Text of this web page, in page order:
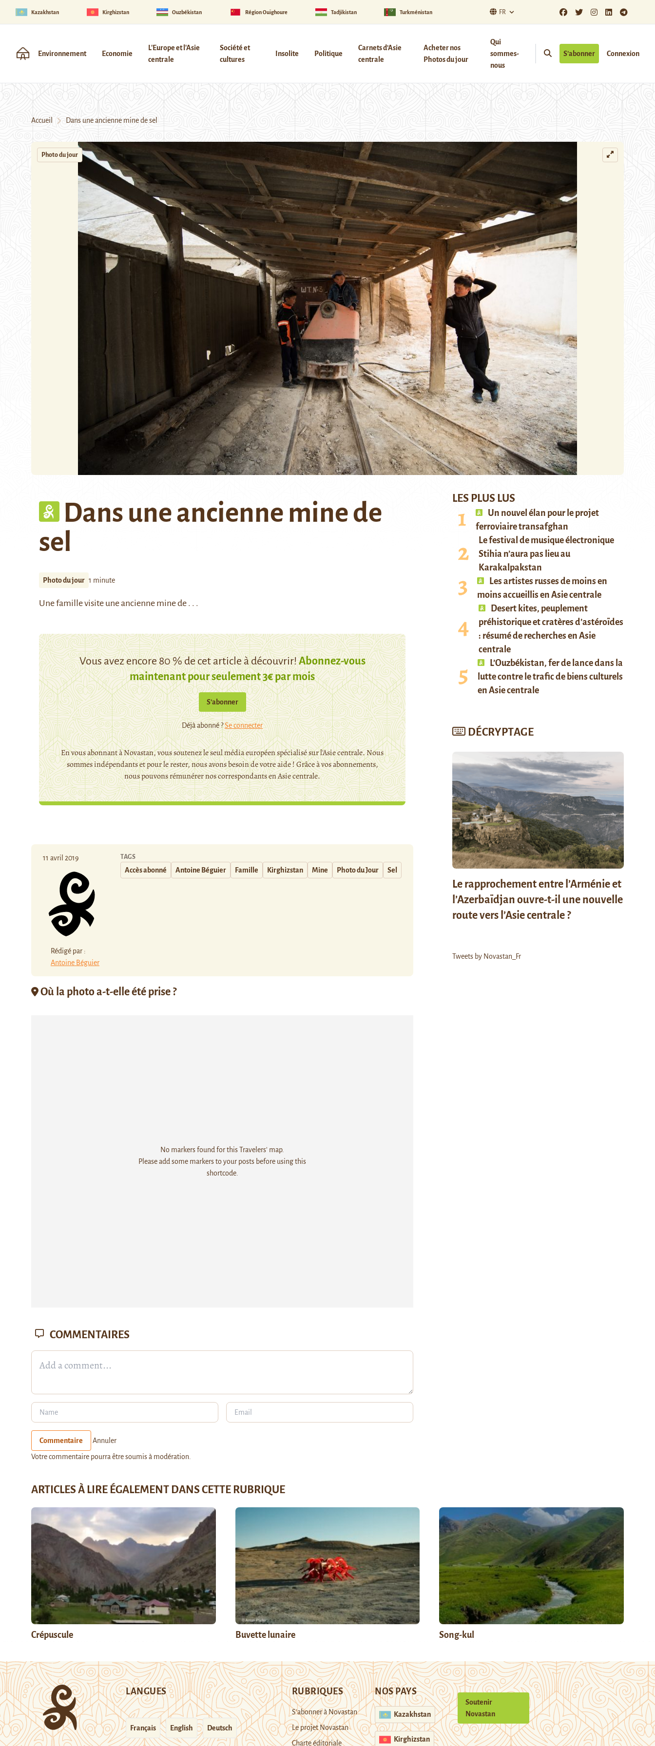
Kazakhstan Kirghizstan Ouzbékistan Région Ouïghoure Tadjikistan Turkménistan FR
Environnement Economie
L'Europe et l'Asie
centrale
Société et
cultures
Insolite Politique
Carnets d’Asie
centrale
Acheter nos
Photos du jour
Qui
sommes-
nous
S’abonner Connexion
Accueil Dans une ancienne mine de sel
Photo du jour
Dans une ancienne mine de
sel
Photo du jour 1 minute
Une famille visite une ancienne mine de . . .
Vous avez encore 80 % de cet article à découvrir!Abonnez-vous
maintenant pour seulement 3€ par mois
S’abonner
Déjà abonné ?Se connecter
En vous abonnant à Novastan, vous soutenez le seul média européen spécialisé sur l'Asie centrale. Nous
sommes indépendants et pour le rester, nous avons besoin de votre aide ! Grâce à vos abonnements,
nous pouvons rémunérer nos correspondants en Asie centrale.
11 avril 2019
Rédigé par :
Antoine Béguier
TAGS
Accès abonné Antoine Béguier Famille Kirghizstan Mine Photo du Jour Sel
Où la photo a-t-elle été prise ?
No markers found for this Travelers' map.
Please add some markers to your posts before using this
shortcode.
LES PLUS LUS
Un nouvel élan pour le projet
ferroviaire transafghan
Le festival de musique électronique
Stihia n’aura pas lieu au
Karakalpakstan
Les artistes russes de moins en
moins accueillis en Asie centrale
Desert kites, peuplement
préhistorique et cratères d’astéroïdes
: résumé de recherches en Asie
centrale
L’Ouzbékistan, fer de lance dans la
lutte contre le trafic de biens culturels
en Asie centrale
DÉCRYPTAGE
Le rapprochement entre l’Arménie et
l’Azerbaïdjan ouvre-t-il une nouvelle
route vers l’Asie centrale ?
Tweets by Novastan_Fr
COMMENTAIRES
Commentaire Annuler
Votre commentaire pourra être soumis à modération.
ARTICLES À LIRE ÉGALEMENT DANS CETTE RUBRIQUE
Crépuscule Buvette lunaire Song-kul
LANGUES
Français English Deutsch
RUBRIQUES
S’abonner à Novastan
Le projet Novastan
Charte éditoriale
NOS PAYS
Kazakhstan
Kirghizstan
Soutenir
Novastan